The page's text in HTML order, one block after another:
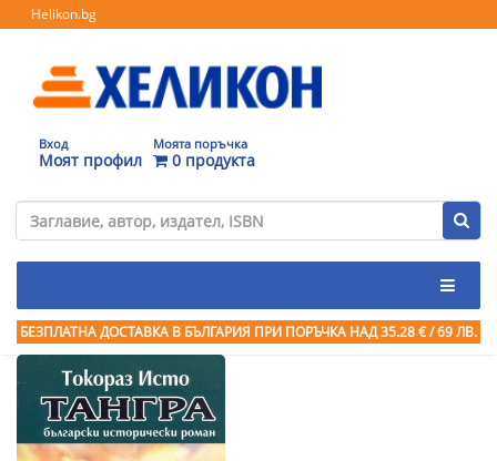
Helikon.bg
Вход
Моят профил
Моята поръчка
0 продукта
БЕЗПЛАТНА ДОСТАВКА В БЪЛГАРИЯ ПРИ ПОРЪЧКА НАД 35.28 € / 69 ЛВ.